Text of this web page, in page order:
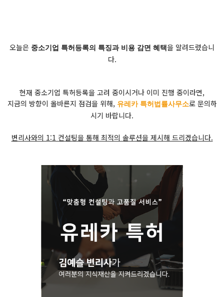
오늘은 중소기업 특허등록의 특징과 비용 감면 혜택을 알려드렸습니
다.
현재 중소기업 특허등록을 고려 중이시거나 이미 진행 중이라면,
지금의 방향이 올바른지 점검을 위해, 유레카 특허법률사무소로 문의하
시기 바랍니다.
변리사와의 1:1 컨설팅을 통해 최적의 솔루션을 제시해 드리겠습니다.